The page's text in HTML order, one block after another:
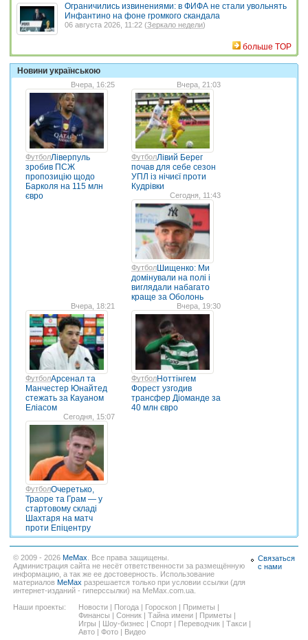
Ограничились извинениями: в ФИФА не стали увольнять
Инфантино на фоне громкого скандала
06 августа 2026, 11:22 (Зеркало недели)
больше TOP
Новини українською
Вчера, 16:25
ФутболЛіверпуль
зробив ПСЖ
пропозицію щодо
Барколя на 115 млн
євро
Вчера, 21:03
ФутболЛівий Берег
почав для себе сезон
УПЛ із нічиєї проти
Кудрівки
Сегодня, 11:43
ФутболШищенко: Ми
домінували на полі і
виглядали набагато
краще за Оболонь
Вчера, 18:21
ФутболАрсенал та
Манчестер Юнайтед
стежать за Кауаном
Еліасом
Вчера, 19:30
ФутболНоттінгем
Форест узгодив
трансфер Діоманде за
40 млн євро
Сегодня, 15:07
ФутболОчеретько,
Траоре та Грам — у
стартовому складі
Шахтаря на матч
проти Епіцентру
© 2009 - 2026 MeMax . Все права защищены.
Администрация сайта не несёт ответственности за размещённую
информацию, а так же ее достоверность. Использование
материалов MeMax разрешается только при условии ссылки (для
интернет-изданий - гиперссылки) на MeMax.com.ua.
Наши проекты:
Новости | Погода | Гороскоп | Приметы |
Финансы | Сонник | Тайна имени | Приметы |
Игры | Шоу-бизнес | Спорт | Переводчик | Такси |
Авто | Фото | Видео
Связаться
с нами